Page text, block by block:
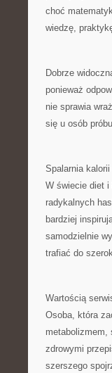
choć
wiedzę,
Dobrze
ponieważ
nie sprawia
się u osób
Spalarnia
W świecie diet i
radykalnych
bardziej
samodzielnie
trafiać do
Wartością
Osoba, która
metabolizmem,
zdrowymi
szerszego